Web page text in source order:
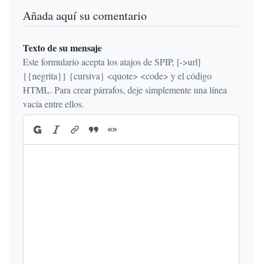
Añada aquí su comentario
Texto de su mensaje
Este formulario acepta los atajos de SPIP, [->url]
{{negrita}} {cursiva} <quote> <code> y el código
HTML. Para crear párrafos, deje simplemente una línea
vacía entre ellos.